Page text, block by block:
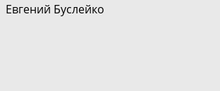
Евгений Буслейко